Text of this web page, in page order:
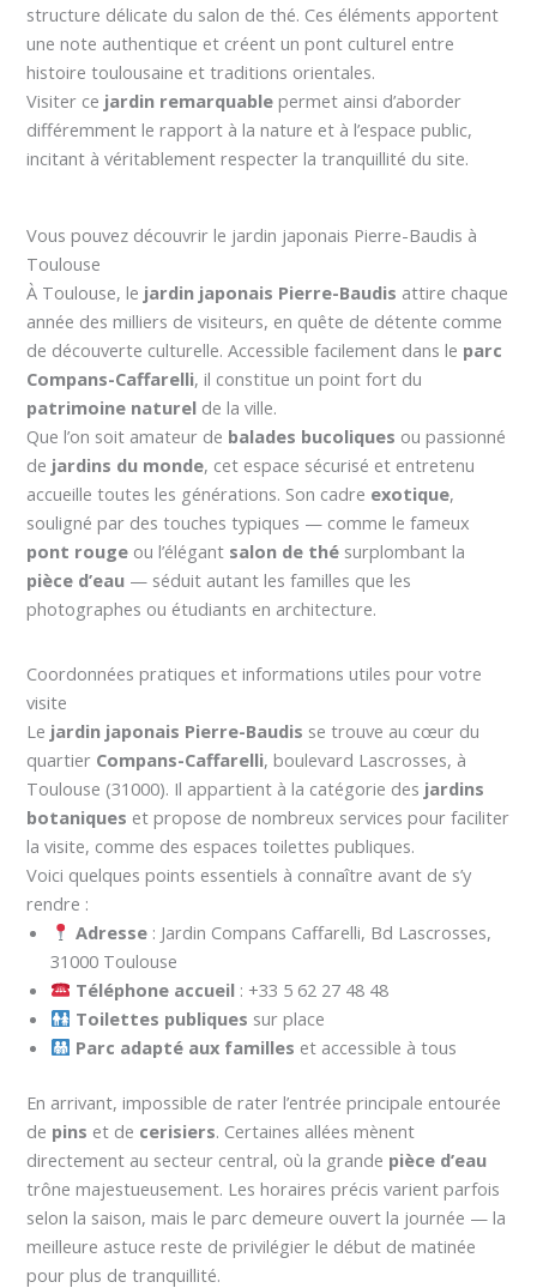
structure délicate du salon de thé. Ces éléments apportent
une note authentique et créent un pont culturel entre
histoire toulousaine et traditions orientales.
Visiter ce jardin remarquable permet ainsi d’aborder
différemment le rapport à la nature et à l’espace public,
incitant à véritablement respecter la tranquillité du site.
Vous pouvez découvrir le jardin japonais Pierre-Baudis à
Toulouse
À Toulouse, le jardin japonais Pierre-Baudis attire chaque
année des milliers de visiteurs, en quête de détente comme
de découverte culturelle. Accessible facilement dans le parc
Compans-Caffarelli, il constitue un point fort du
patrimoine naturel de la ville.
Que l’on soit amateur de balades bucoliques ou passionné
de jardins du monde, cet espace sécurisé et entretenu
accueille toutes les générations. Son cadre exotique,
souligné par des touches typiques — comme le fameux
pont rouge ou l’élégant salon de thé surplombant la
pièce d’eau — séduit autant les familles que les
photographes ou étudiants en architecture.
Coordonnées pratiques et informations utiles pour votre
visite
Le jardin japonais Pierre-Baudis se trouve au cœur du
quartier Compans-Caffarelli, boulevard Lascrosses, à
Toulouse (31000). Il appartient à la catégorie des jardins
botaniques et propose de nombreux services pour faciliter
la visite, comme des espaces toilettes publiques.
Voici quelques points essentiels à connaître avant de s’y
rendre :
Adresse : Jardin Compans Caffarelli, Bd Lascrosses,
31000 Toulouse
Téléphone accueil : +33 5 62 27 48 48
Toilettes publiques sur place
Parc adapté aux familles et accessible à tous
En arrivant, impossible de rater l’entrée principale entourée
de pins et de cerisiers. Certaines allées mènent
directement au secteur central, où la grande pièce d’eau
trône majestueusement. Les horaires précis varient parfois
selon la saison, mais le parc demeure ouvert la journée — la
meilleure astuce reste de privilégier le début de matinée
pour plus de tranquillité.